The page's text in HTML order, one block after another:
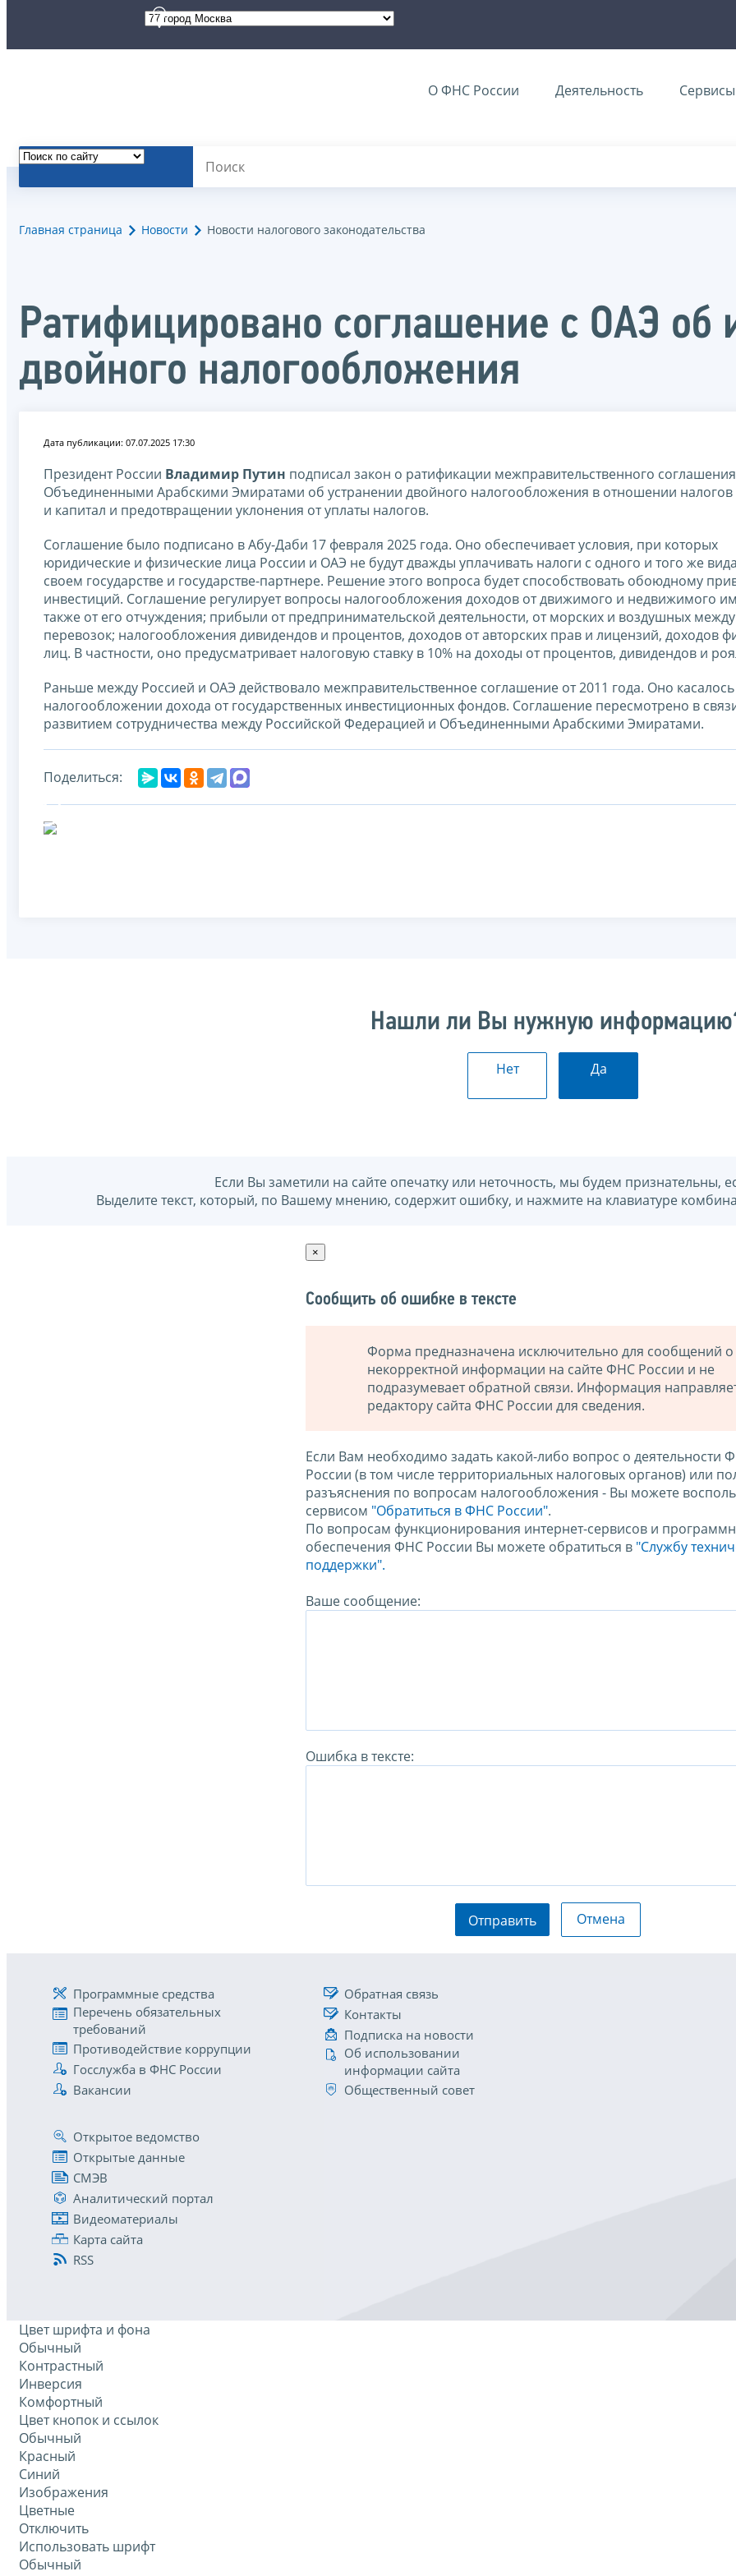
О ФНС России Деятельность Сервисы
Главная страница Новости Новости налогового законодательства
Ратифицировано соглашение с ОАЭ об
двойного налогообложения
Дата публикации: 07.07.2025 17:30
Президент России Владимир Путин подписал закон о ратификации межправительственного
Объединенными Арабскими Эмиратами об устранении двойного налогообложения в отношении
и капитал и предотвращении уклонения от уплаты налогов.
Соглашение было подписано в Абу-Даби 17 февраля 2025 года. Оно обеспечивает условия, при которых
юридические и физические лица России и ОАЭ не будут дважды уплачивать налоги с одного и того же
своем государстве и государстве-партнере. Решение этого вопроса будет способствовать обоюдному
инвестиций. Соглашение регулирует вопросы налогообложения доходов от движимого и недвижимого
также от его отчуждения; прибыли от предпринимательской деятельности, от морских и воздушных
перевозок; налогообложения дивидендов и процентов, доходов от авторских прав и лицензий, доходов
лиц. В частности, оно предусматривает налоговую ставку в 10% на доходы от процентов, дивидендов и
Раньше между Россией и ОАЭ действовало межправительственное соглашение от 2011 года. Оно касалось
налогообложении дохода от государственных инвестиционных фондов. Соглашение пересмотрено в
развитием сотрудничества между Российской Федерацией и Объединенными Арабскими Эмиратами.
Поделиться:
Нашли ли Вы нужную
Нет Да
Если Вы заметили на сайте опечатку или неточность, мы будем признательны,
Выделите текст, который, по Вашему мнению, содержит ошибку, и нажмите на клавиатуре
×
Сообщить об ошибке в тексте
Форма предназначена исключительно для сообщений о
некорректной информации на сайте ФНС России и не
подразумевает обратной связи. Информация
редактору сайта ФНС России для сведения.
Если Вам необходимо задать какой-либо вопрос о деятельности
России (в том числе территориальных налоговых органов) или
разъяснения по вопросам налогообложения - Вы можете
сервисом "Обратиться в ФНС России".
По вопросам функционирования интернет-сервисов и
обеспечения ФНС России Вы можете обратиться в "Службу
поддержки".
Ваше сообщение:
Ошибка в тексте:
Отправить Отмена
Программные средства
Перечень обязательных
требований
Противодействие коррупции
Госслужба в ФНС России
Вакансии
Обратная связь
Контакты
Подписка на новости
Об использовании
информации сайта
Общественный совет
Открытое ведомство
Открытые данные
СМЭВ
Аналитический портал
Видеоматериалы
Карта сайта
RSS
Цвет шрифта и фона
Обычный
Контрастный
Инверсия
Комфортный
Цвет кнопок и ссылок
Обычный
Красный
Синий
Изображения
Цветные
Отключить
Использовать шрифт
Обычный